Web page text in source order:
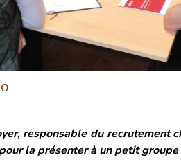
responsable du recrutement
la présenter à un petit